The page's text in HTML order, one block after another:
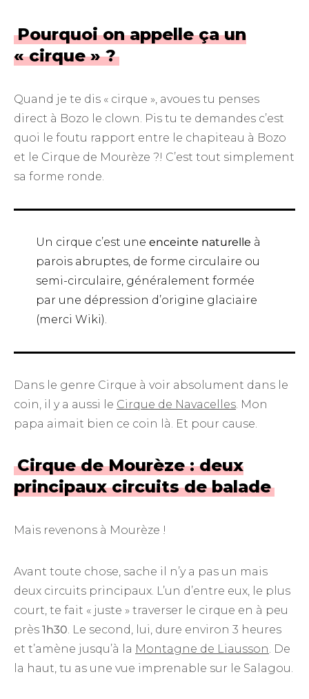
Pourquoi on appelle ça un
« cirque » ?
Quand je te dis « cirque », avoues tu penses
direct à Bozo le clown. Pis tu te demandes c’est
quoi le foutu rapport entre le chapiteau à Bozo
et le Cirque de Mourèze ?! C’est tout simplement
sa forme ronde.
Un cirque c’est une enceinte naturelle à
parois abruptes, de forme circulaire ou
semi-circulaire, généralement formée
par une dépression d’origine glaciaire
(merci Wiki).
Dans le genre Cirque à voir absolument dans le
coin, il y a aussi le Cirque de Navacelles. Mon
papa aimait bien ce coin là. Et pour cause.
Cirque de Mourèze : deux
principaux circuits de balade
Mais revenons à Mourèze !
Avant toute chose, sache il n’y a pas un mais
deux circuits principaux. L’un d’entre eux, le plus
court, te fait « juste » traverser le cirque en à peu
près 1h30. Le second, lui, dure environ 3 heures
et t’amène jusqu’à la Montagne de Liausson. De
la haut, tu as une vue imprenable sur le Salagou.